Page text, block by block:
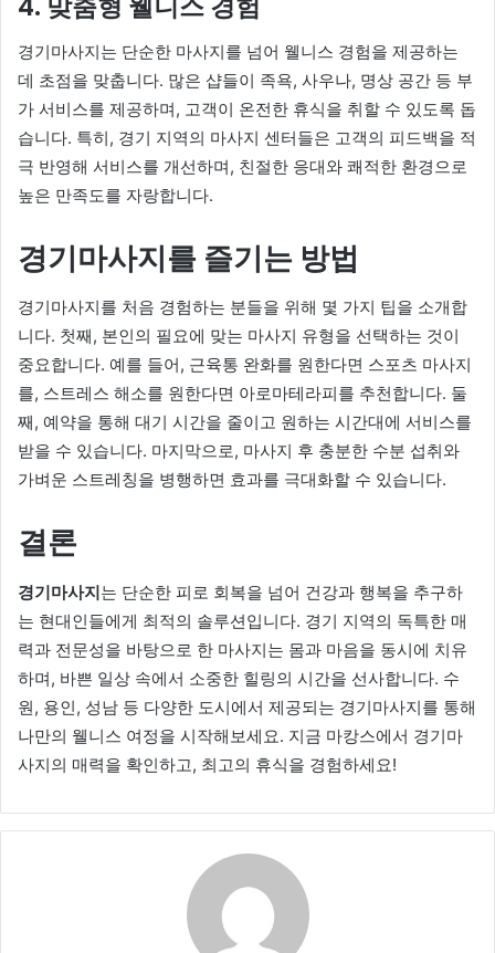
경기마사지는 단순한 마사지를 넘어 웰니스 경험을 제공하는
데 초점을 맞춥니다. 많은 샵들이 족욕, 사우나, 명상 공간 등 부
가 서비스를 제공하며, 고객이 온전한 휴식을 취할 수 있도록 돕
습니다. 특히, 경기 지역의 마사지 센터들은 고객의 피드백을 적
극 반영해 서비스를 개선하며, 친절한 응대와 쾌적한 환경으로
높은 만족도를 자랑합니다.
경기마사지를 즐기는 방법
경기마사지를 처음 경험하는 분들을 위해 몇 가지 팁을 소개합
니다. 첫째, 본인의 필요에 맞는 마사지 유형을 선택하는 것이
중요합니다. 예를 들어, 근육통 완화를 원한다면 스포츠 마사지
를, 스트레스 해소를 원한다면 아로마테라피를 추천합니다. 둘
째, 예약을 통해 대기 시간을 줄이고 원하는 시간대에 서비스를
받을 수 있습니다. 마지막으로, 마사지 후 충분한 수분 섭취와
가벼운 스트레칭을 병행하면 효과를 극대화할 수 있습니다.
결론
경기마사지는 단순한 피로 회복을 넘어 건강과 행복을 추구하
는 현대인들에게 최적의 솔루션입니다. 경기 지역의 독특한 매
력과 전문성을 바탕으로 한 마사지는 몸과 마음을 동시에 치유
하며, 바쁜 일상 속에서 소중한 힐링의 시간을 선사합니다. 수
원, 용인, 성남 등 다양한 도시에서 제공되는 경기마사지를 통해
나만의 웰니스 여정을 시작해보세요. 지금 마캉스에서 경기마
사지의 매력을 확인하고, 최고의 휴식을 경험하세요!